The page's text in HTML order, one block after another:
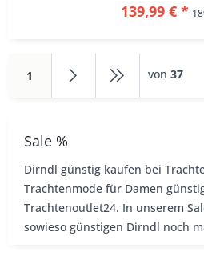
139,99 € *
1 von 37
Sale %
Dirndl günstig kaufen bei
Trachtenmode für Damen
Trachtenoutlet24. In unserem
sowieso günstigen Dirndl noch